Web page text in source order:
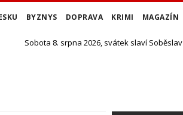
BYZNYS DOPRAVA KRIMI MAGAZÍN
Sobota 8. srpna 2026, svátek slaví Soběslav